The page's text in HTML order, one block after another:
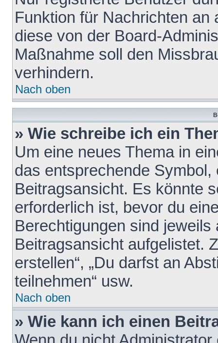
Funktion für Nachrichten
diese von der Board-
Maßnahme soll den
verhindern.
Nach oben
» Wie schreibe ich ein
Um eine neues Thema in
das entsprechende
Beitragsansicht. Es könnte
erforderlich ist, bevor du
Berechtigungen sind
Beitragsansicht aufgelistet.
erstellen“, „Du darfst an
teilnehmen“ usw.
Nach oben
» Wie kann ich einen